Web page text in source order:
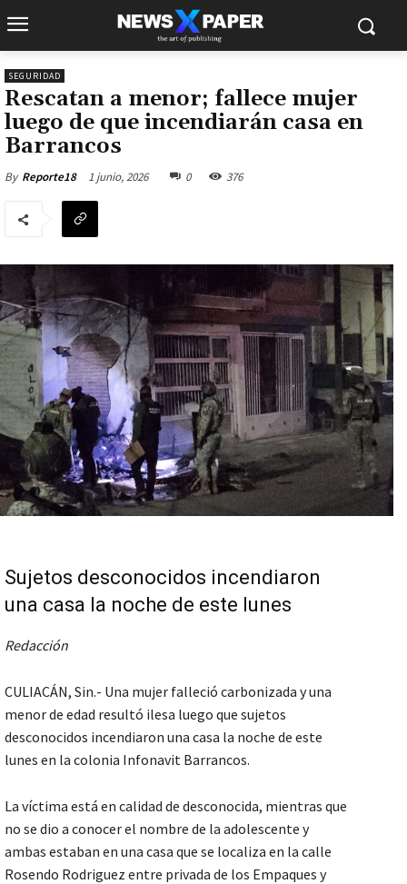
SEGURIDAD
Rescatan a menor; fallece mujer
luego de que incendiarán casa en
Barrancos
By Reporte18 1 junio, 2026 0 376
Sujetos desconocidos incendiaron
una casa la noche de este lunes
Redacción
CULIACÁN, Sin.- Una mujer falleció carbonizada y una
menor de edad resultó ilesa luego que sujetos
desconocidos incendiaron una casa la noche de este
lunes en la colonia Infonavit Barrancos.
La víctima está en calidad de desconocida, mientras que
no se dio a conocer el nombre de la adolescente y
ambas estaban en una casa que se localiza en la calle
Rosendo Rodriguez entre privada de los Empaques y